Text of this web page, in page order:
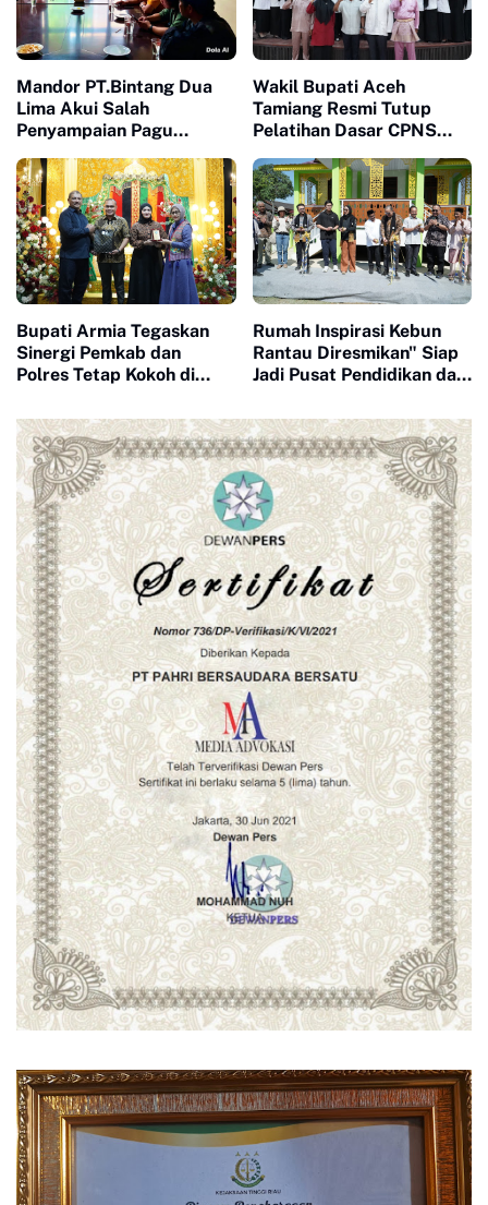
Mandor PT.Bintang Dua
Lima Akui Salah
Penyampaian Pagu
Perbaiki Mutu Material
bangunan
Wakil Bupati Aceh
Tamiang Resmi Tutup
Pelatihan Dasar CPNS
Bupati Armia Tegaskan
Sinergi Pemkab dan
Polres Tetap Kokoh di
Kapolres Baru
Rumah Inspirasi Kebun
Rantau Diresmikan" Siap
Jadi Pusat Pendidikan dan